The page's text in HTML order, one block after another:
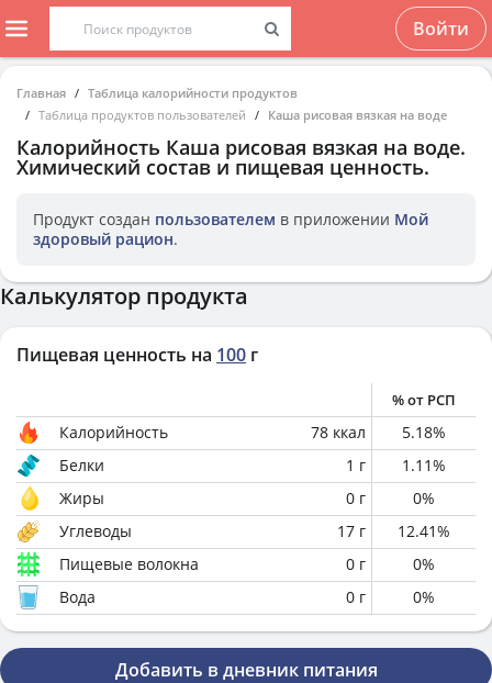
Войти
Главная
Таблица калорийности продуктов
Таблица продуктов пользователей
Каша рисовая вязкая на воде
Калорийность Каша рисовая вязкая на воде.
Химический состав и пищевая ценность.
Продукт создан пользователем в приложении Мой
здоровый рацион.
Калькулятор продукта
Пищевая ценность на 100 г
% от РСП
Калорийность 78 ккал 5.18%
Белки
1 г 1.11%
Жиры
0 г 0%
Углеводы
17 г 12.41%
Пищевые волокна
0 г 0%
Вода
0 г 0%
Добавить в дневник питания